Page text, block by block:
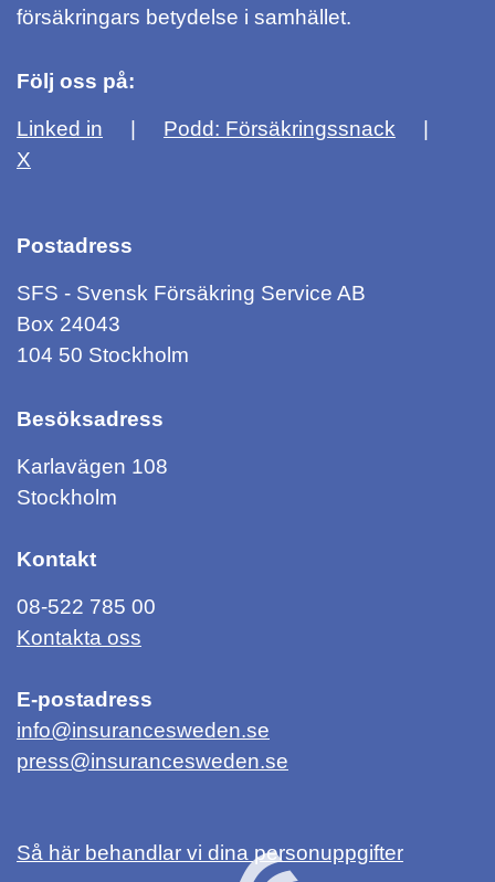
försäkringars betydelse i samhället.
Följ oss på:
Linked in
Podd: Försäkringssnack
X
Postadress
SFS - Svensk Försäkring Service AB
Box 24043
104 50 Stockholm
Besöksadress
Karlavägen 108
Stockholm
Kontakt
08-522 785 00
Kontakta oss
E-postadress
info@insurancesweden.se
press@insurancesweden.se
Så här behandlar vi dina personuppgifter